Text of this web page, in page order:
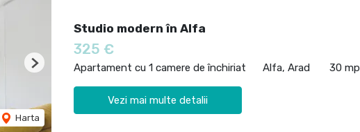
Harta
Next
Studio modern în Alfa
325 €
Apartament cu 1 camere de închiriat Alfa, Arad 30 mp
Vezi mai multe detalii